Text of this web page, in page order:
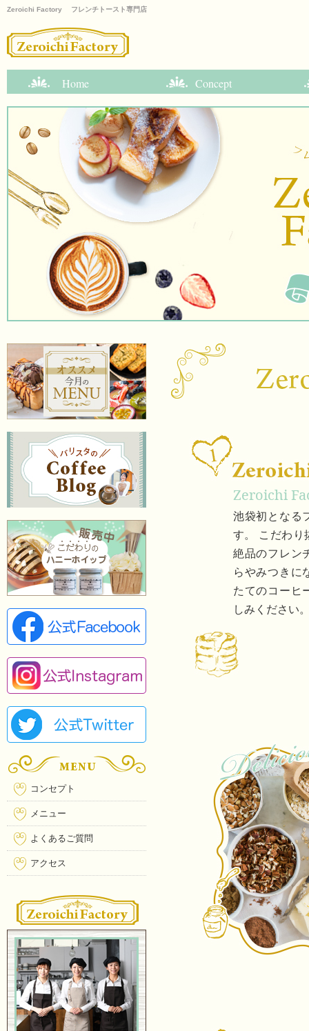
Zeroichi Factory フレンチトースト専門店
Home Concept
コンセプト
メニュー
よくあるご質問
アクセス
Zeroichi
池袋初となる
す。 こだわり
絶品のフレン
らやみつきに
たてのコーヒ
しみください